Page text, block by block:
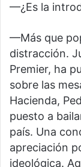
—¿Es la
—Más que
distracción.
Premier, ha
sobre las
Hacienda,
puesto a
país. Una
apreciación
ideológica.